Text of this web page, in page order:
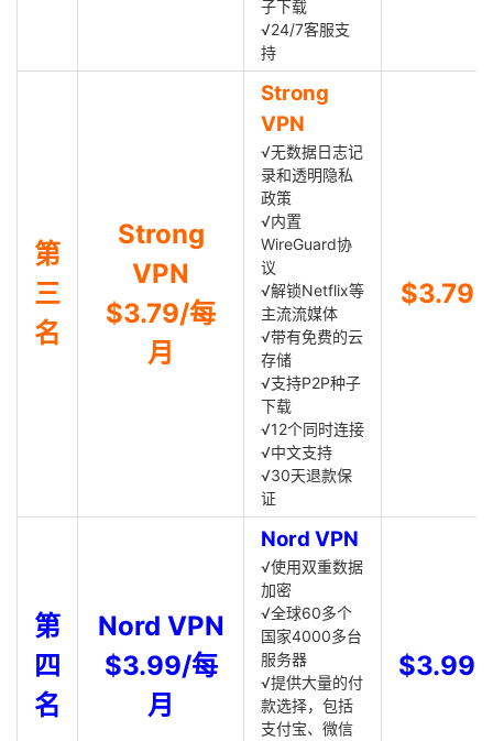
子下载
√24/7客服支
持
第
三
名
Strong
VPN
$3.79/每
月
Strong
VPN
√无数据日志记
录和透明隐私
政策
√内置
WireGuard协
议
√解锁Netflix等
主流流媒体
√带有免费的云
存储
√支持P2P种子
下载
√12个同时连接
√中文支持
√30天退款保
证
$3.79
第
四
名
Nord VPN
$3.99/每
月
Nord VPN
√使用双重数据
加密
√全球60多个
国家4000多台
服务器
√提供大量的付
款选择，包括
支付宝、微信
$3.99